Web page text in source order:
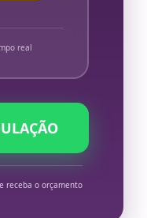
real
receba o orçamento